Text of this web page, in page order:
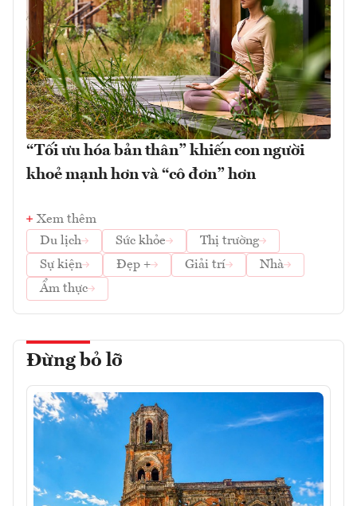
“Tối ưu hóa bản thân” khiến con người
khoẻ mạnh hơn và “cô đơn” hơn
Xem thêm
Du lịch
Sức khỏe
Thị trường
Sự kiện
Đẹp + Giải trí
Nhà
Ẩm thực
Đừng bỏ lỡ